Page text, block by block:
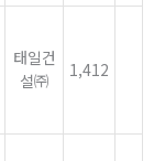
태일건
설㈜
1,412